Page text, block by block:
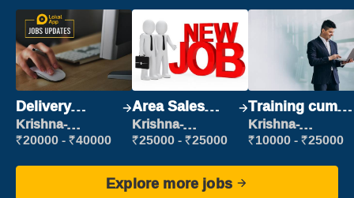
Delivery
Executive
Krishna-
vijayawada
₹20000 - ₹40000
Area Sales
Manager (Field
Sales)
Krishna-
vijayawada
₹25000 - ₹25000
Training cum
Placement
Krishna-
vijayawada
₹10000 - ₹25000
Explore more jobs